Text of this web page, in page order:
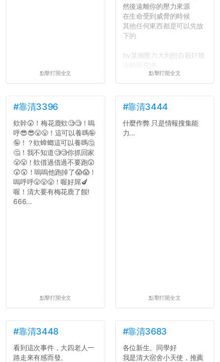
點擊打開全文
然後遠離你的壓力來源
在生命受到威脅的時候
其他任何東西都是可以先放
下的
by某個壓力大到想自殺好幾
點擊打開全文
#靠清3396
欸幹😲！梅花鹿欸🧐🧐！嗚
呼😎😎😤😤！這可以養嗎🤪
🤪！？欸蟑螂這可以養嗎🤔
🤔！我不知道🧐🧐你抓回家
😤😤！欸借過借過不要跑😲
😲😲！嗚嗚他跑掉了😱😱！
嗚呼呼😤😤😤！喔好屌🍆
喔！清大要有梅花鹿了餒!
666...
點擊打開全文
#靠清3444
什麼作弊 只是情報搜集能
力...
點擊打開全文
#靠清3448
看到這次事件，大四老人一
路走來有感而發。
#靠清3683
各位新生、同學好
我是清大宿舍小天使，推薦